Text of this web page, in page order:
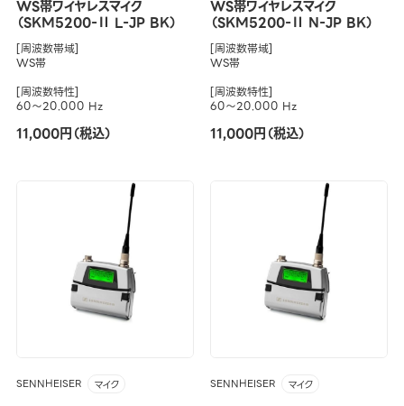
WS帯ワイヤレスマイク
（SKM5200-Ⅱ L-JP BK）
[周波数帯域]
WS帯
[周波数特性]
60～20.000 Hz
11,000円（税込）
WS帯ワイヤレスマイク
（SKM5200-Ⅱ N-JP BK）
[周波数帯域]
WS帯
[周波数特性]
60～20.000 Hz
11,000円（税込）
SENNHEISER マイク SENNHEISER マイク